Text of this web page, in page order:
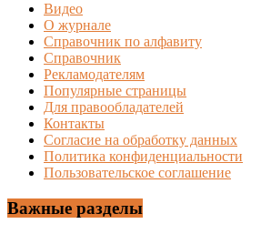
Видео
О журнале
Справочник по алфавиту
Справочник
Рекламодателям
Популярные страницы
Для правообладателей
Контакты
Согласие на обработку данных
Политика конфиденциальности
Пользовательское соглашение
Важные разделы